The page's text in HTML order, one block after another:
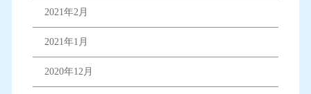
2021年2月
2021年1月
2020年12月